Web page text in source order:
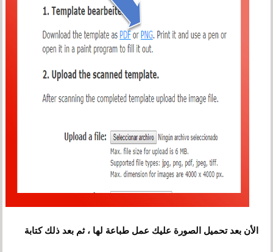
الأن بعد تحميل الصورة عليك عمل طباعة لها ، ثم بعد ذلك كتابة